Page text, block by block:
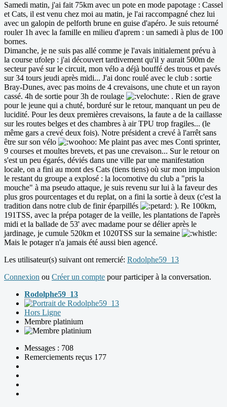
Samedi matin, j'ai fait 75km avec un pote en mode papotage : Cassel
et Cats, il est venu chez moi au matin, je l'ai raccompagné chez lui
avec un galopin de pelforth brune en guise d'apéro. Je suis retourné
rouler 1h avec la famille en milieu d'aprem : un samedi à plus de 100
bornes.
Dimanche, je ne suis pas allé comme je l'avais initialement prévu à
la course ufolep : j'ai découvert tardivement qu'il y aurait 500m de
secteur pavé sur le circuit, mon vélo a déjà bouffé des trous et pavés
sur 34 tours jeudi après midi... J'ai donc roulé avec le club : sortie
Bray-Dunes, avec pas moins de 4 crevaisons, une chute et un rayon
cassé. 4h de sortie pour 3h de roulage
. Rien de grave
pour le jeune qui a chuté, borduré sur le retour, manquant un peu de
lucidité. Pour les deux premières crevaisons, la faute a de la caillasse
sur les routes belges et des chambres à air TPU trop fragiles... (le
même gars a crevé deux fois). Notre président a crevé à l'arrêt sans
être sur son vélo
Me plaint pas avec mes Conti sprinter,
9 courses et moultes brevets, et pas une crevaison... Sur le retour on
s'est un peu égarés, déviés dans une ville par une manifestation
locale, on a fini au mont des Cats (tiens tiens) où sur mon impulsion
le restant du groupe a explosé : la locomotive du club a "pris la
mouche" à ma pseudo attaque, je suis revenu sur lui à la faveur des
plus gros pourcentages et du replat, on a fini la sortie à deux (c'est la
tradition dans notre club de finir éparpillés
). Re 100km,
191TSS, avec la prépa potager de la veille, les plantations de l'après
midi et la ballade de 53' avec madame pour se délier après le
jardinage, je cumule 520km et 1020TSS sur la semaine
Mais le potager n'a jamais été aussi bien agencé.
Les utilisateur(s) suivant ont remercié: Rodolphe59_13
Connexion ou Créer un compte pour participer à la conversation.
Rodolphe59_13
Hors Ligne
Membre platinium
Messages : 708
Remerciements reçus 177